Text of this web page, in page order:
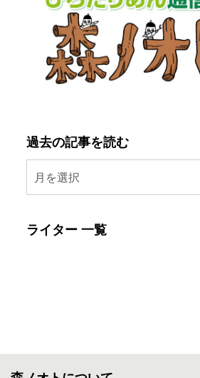
過去の記事を読む
月を選択
ライター 一覧